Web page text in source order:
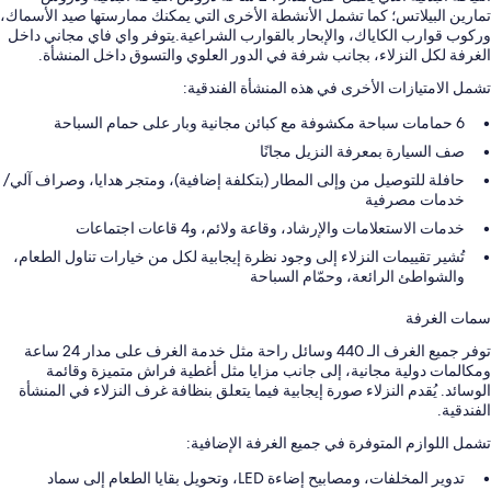
تمارين البيلاتس؛ كما تشمل الأنشطة الأخرى التي يمكنك ممارستها صيد الأسماك،
وركوب قوارب الكاياك، والإبحار بالقوارب الشراعية.يتوفر واي فاي مجاني داخل
الغرفة لكل النزلاء، بجانب شرفة في الدور العلوي والتسوق داخل المنشأة.
تشمل الامتيازات الأخرى في هذه المنشأة الفندقية:
6 حمامات سباحة مكشوفة مع كبائن مجانية وبار على حمام السباحة
صف السيارة بمعرفة النزيل مجانًا
حافلة للتوصيل من وإلى المطار (بتكلفة إضافية)، ومتجر هدايا، وصراف آلي/
خدمات مصرفية
خدمات الاستعلامات والإرشاد، وقاعة ولائم، و4 قاعات اجتماعات
تُشير تقييمات النزلاء إلى وجود نظرة إيجابية لكل من خيارات تناول الطعام،
والشواطئ الرائعة، وحمّام السباحة
سمات الغرفة
توفر جميع الغرف الـ 440 وسائل راحة مثل خدمة الغرف على مدار 24 ساعة
ومكالمات دولية مجانية، إلى جانب مزايا مثل أغطية فراش متميزة وقائمة
الوسائد. يُقدم النزلاء صورة إيجابية فيما يتعلق بنظافة غرف النزلاء في المنشأة
الفندقية.
تشمل اللوازم المتوفرة في جميع الغرفة الإضافية:
تدوير المخلفات، ومصابيح إضاءة LED، وتحويل بقايا الطعام إلى سماد